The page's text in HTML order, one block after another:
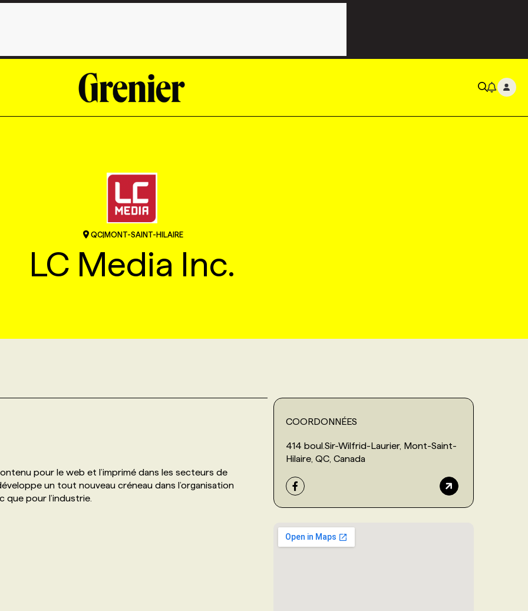
QC|MONT-SAINT-HILAIRE
LC Media Inc.
pour le web et l’imprimé dans les secteurs de
un tout nouveau créneau dans l’organisation
que pour l’industrie.
COORDONNÉES
414 boul.Sir-Wilfrid-Laurier, Mont-Saint-
Hilaire, QC, Canada